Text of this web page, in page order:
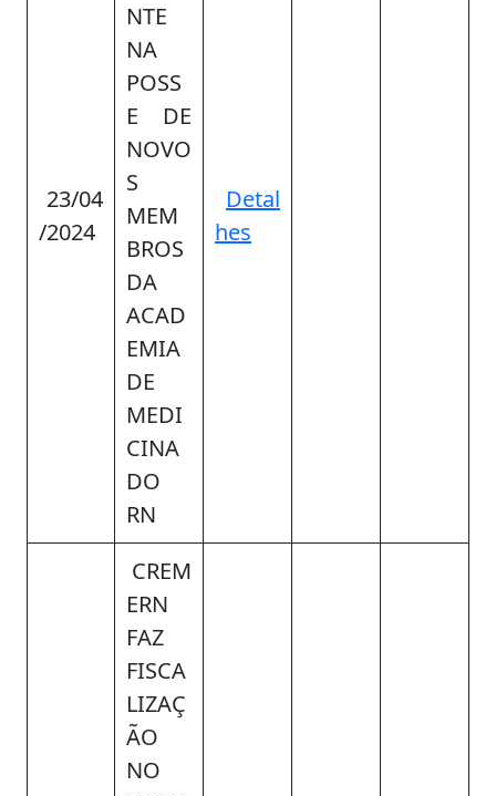
23/04
/2024
NTE
NA
POSS
E DE
NOVO
S
MEM
BROS
DA
ACAD
EMIA
DE
MEDI
CINA
DO
RN
Detal
hes
CREM
ERN
FAZ
FISCA
LIZAÇ
ÃO
NO